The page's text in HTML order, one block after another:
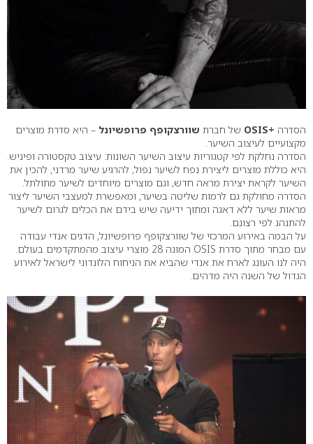
הסדרה +OSIS של חברת שוורצקופף פרופשיונל – היא סדרת מוצרים
מקצועיים לעיצוב השיער.
הסדרה נחלקת לפי קטגוריות עיצוב השיער השונות: עיצוב טקסטורה ופיניש.
היא כוללת מוצרים ליצירת נפח לשיער נפול, להרגיע שיער מרדני, להכין את
השיער לקראת יצירת מראה חדש, וגם מוצרים מיוחדים לשיער מתולתל.
הסדרה מחולקת גם לרמות שליטה בשיער, ומאפשרת למעצבי השיער ליצור
מראות שיער ללא דאגה ומתוך ידיעה שיש בידם את הכלים לגרום לשיער
להתנהג לפי רצונם.
על הבמה באירוע המרכזי של שוורצקופף פרופשיונל, הדגים אנדי עבודה
עם מבחר מתוך סדרת OSIS המונה 28 מוצרי עיצוב מהמתקדמים בעולם.
היה לנו העונג לארח את אנדי שהביא את הניחוח הלונדוני לישראל לאירוע
הגדול של השנה היה מדהים.